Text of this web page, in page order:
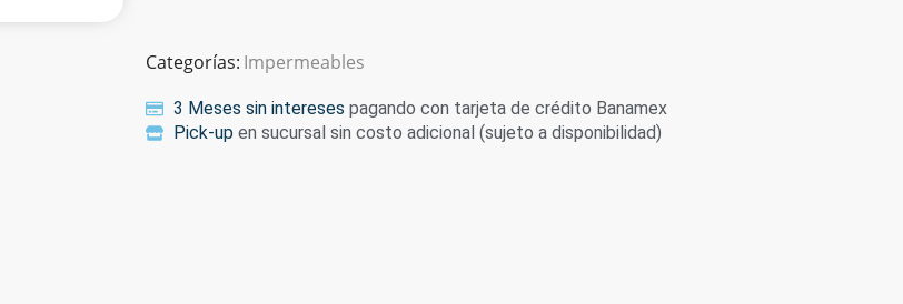
Categorías: Impermeables
3 Meses sin intereses pagando con tarjeta de crédito Banamex
Pick-upen sucursal sin costo adicional (sujeto a disponibilidad)